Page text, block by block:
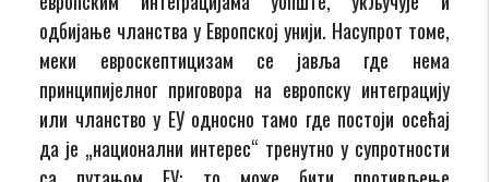
одбијање чланства у Европској унији. Насупрот томе,
меки евроскептицизам се јавља где нема
принципијелног приговора на европску интеграцију
или чланство у ЕУ односно тамо где постоји осећај
да је „национални интерес“ тренутно у супротности